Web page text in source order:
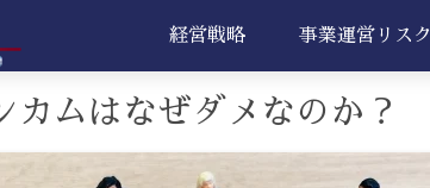
経営戦略 事業運営リスク
カムはなぜダメなのか？